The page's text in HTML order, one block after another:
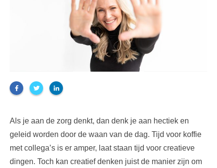
Als je aan de zorg denkt, dan denk je aan hectiek en
geleid worden door de waan van de dag. Tijd voor koffie
met collega’s is er amper, laat staan tijd voor creatieve
dingen. Toch kan creatief denken juist de manier zijn om